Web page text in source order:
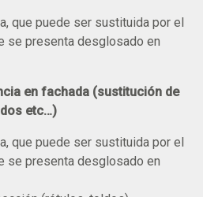
que puede ser sustituida por el
se presenta desglosado en
en fachada (sustitución de
etc…)
que puede ser sustituida por el
se presenta desglosado en